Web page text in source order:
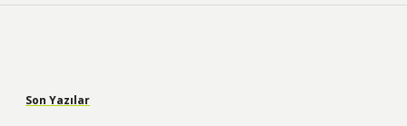
Son Yazılar